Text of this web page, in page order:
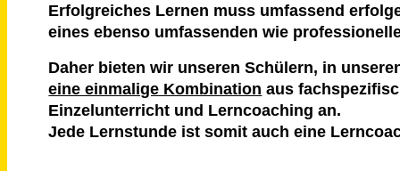
Erfolgreiches Lernen muss umfassend
eines ebenso umfassenden wie
Daher bieten wir unseren Schülern, in
eine einmalige Kombination aus
Einzelunterricht und Lerncoaching an.
Jede Lernstunde ist somit auch eine